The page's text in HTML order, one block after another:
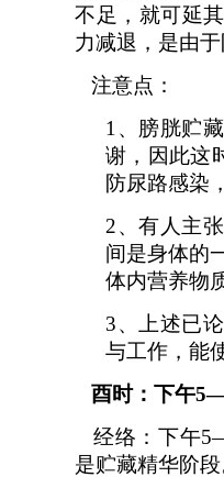
不足，就可延
力减退，是由
注意点：
1、
膀胱贮
谢，因此这
防尿路感染
2、有人主
间是身体的
体内营养物
3、
上述已
与工作，能
酉时：下午
经络：下午
是贮藏精华阶